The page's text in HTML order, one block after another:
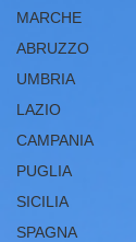
MARCHE
ABRUZZO
UMBRIA
LAZIO
CAMPANIA
PUGLIA
SICILIA
SPAGNA